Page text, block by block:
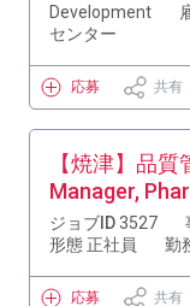
Development
センター
応募 共有
【焼津】品
Manager,
ジョブID3527
形態 正社員 勤
応募 共有